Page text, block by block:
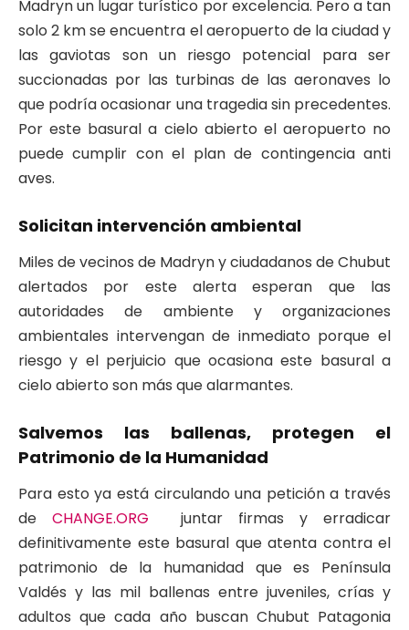
Madryn un lugar turístico por excelencia. Pero a tan
solo 2 km se encuentra el aeropuerto de la ciudad y
las gaviotas son un riesgo potencial para ser
succionadas por las turbinas de las aeronaves lo
que podría ocasionar una tragedia sin precedentes.
Por este basural a cielo abierto el aeropuerto no
puede cumplir con el plan de contingencia anti
aves.
Solicitan intervención ambiental
Miles de vecinos de Madryn y ciudadanos de Chubut
alertados por este alerta esperan que las
autoridades de ambiente y organizaciones
ambientales intervengan de inmediato porque el
riesgo y el perjuicio que ocasiona este basural a
cielo abierto son más que alarmantes.
Salvemos las ballenas, protegen el
Patrimonio de la Humanidad
Para esto ya está circulando una petición a través
deCHANGE.ORG
juntar firmas y erradicar
definitivamente este basural que atenta contra el
patrimonio de la humanidad que es Península
Valdés y las mil ballenas entre juveniles, crías y
adultos que cada año buscan Chubut Patagonia